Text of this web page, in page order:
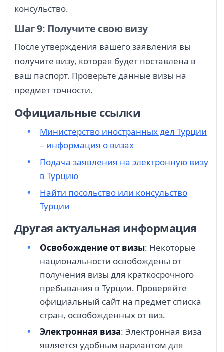
консульство.
Шаг 9: Получите свою визу
После утверждения вашего заявления вы
получите визу, которая будет поставлена в
ваш паспорт. Проверьте данные визы на
предмет точности.
Официальные ссылки
Министерство иностранных дел Турции
– информация о визах
Подача заявления на электронную визу
в Турцию
Найти посольство или консульство
Турции
Другая актуальная информация
Освобождение от визы: Некоторые
национальности освобождены от
получения визы для краткосрочного
пребывания в Турции. Проверяйте
официальный сайт на предмет списка
стран, освобожденных от виз.
Электронная виза: Электронная виза
является удобным вариантом для